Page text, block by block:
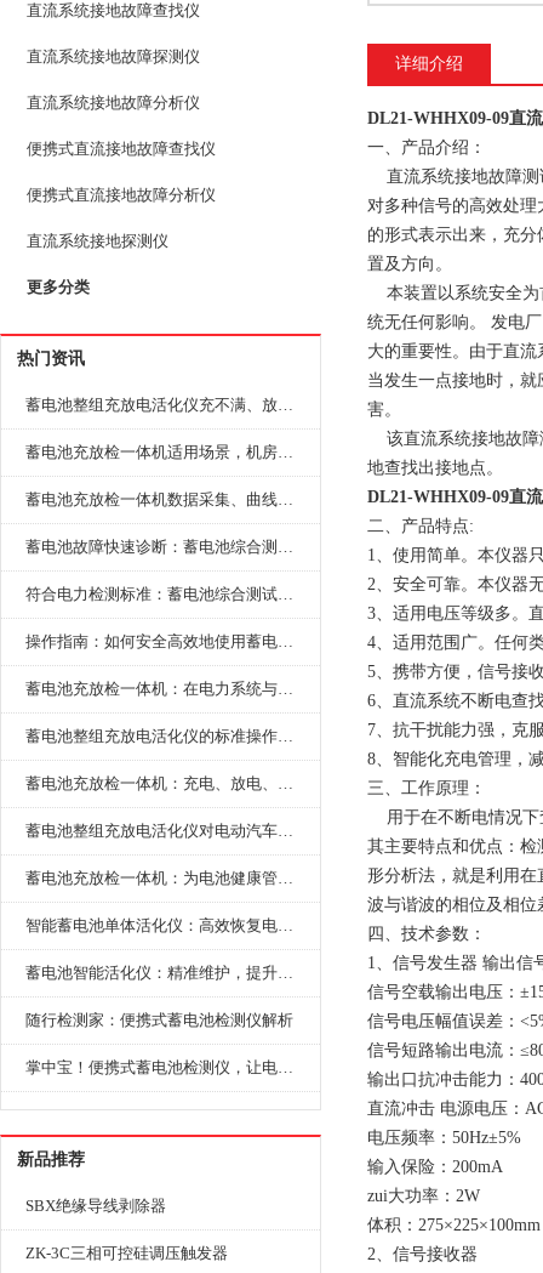
直流系统接地故障查找仪
直流系统接地故障探测仪
直流系统接地故障分析仪
便携式直流接地故障查找仪
便携式直流接地故障分析仪
直流系统接地探测仪
更多分类
热门资讯
蓄电池整组充放电活化仪充不满、放不完怎么办？
蓄电池充放检一体机适用场景，机房基站变电站铅酸蓄电池维护检测应用
蓄电池充放检一体机数据采集、曲线分析与电池健康状态智能评估功能详解
蓄电池故障快速诊断：蓄电池综合测试仪判断落后电池的方法与标准
符合电力检测标准：蓄电池综合测试仪测试规范与精度校准方法详解
操作指南：如何安全高效地使用蓄电池智能活化仪？
蓄电池充放检一体机：在电力系统与储能设备中的创新应用，确保蓄电池性能与可靠性
蓄电池整组充放电活化仪的标准操作流程：从接线设置到充放电参数设定的安全规范
蓄电池充放检一体机：充电、放电、检测三功能集成设备
蓄电池整组充放电活化仪对电动汽车电池有帮助吗？
蓄电池充放检一体机：为电池健康管理提供一站式解决方案
智能蓄电池单体活化仪：高效恢复电池性能，延长蓄电池使用寿命
蓄电池智能活化仪：精准维护，提升电池健康状态
随行检测家：便携式蓄电池检测仪解析
掌中宝！便携式蓄电池检测仪，让电池检测变得简单又快捷！
新品推荐
SBX绝缘导线剥除器
ZK-3C三相可控硅调压触发器
详细介绍
DL21-WHHX09-09直
一、产品介绍：
直流系统接地故障测
对多种信号的高效处
的形式表示出来，充
置及方向。
本装置以系统安全为
统无任何影响。 发电
大的重要性。由于直
当发生一点接地时，
害。
该直流系统接地故障
地查找出接地点。
DL21-WHHX09-09直
二、产品特点:
1、使用简单。本仪器
2、安全可靠。本仪器
3、适用电压等级多。
4、适用范围广。任何
5、携带方便，信号接
6、直流系统不断电查
7、抗干扰能力强，克
8、智能化充电管理，
三、工作原理：
用于在不断电情况下
其主要特点和优点：
形分析法，就是利用
波与谐波的相位及相
四、技术参数：
1、信号发生器 输出信
信号空载输出电压：
信号电压幅值误差：
信号短路输出电流：
输出口抗冲击能力：
直流冲击 电源电压：
电压频率：50Hz±5%
输入保险：200mA
zui大功率：2W
体积：275×225×100mm
2、信号接收器